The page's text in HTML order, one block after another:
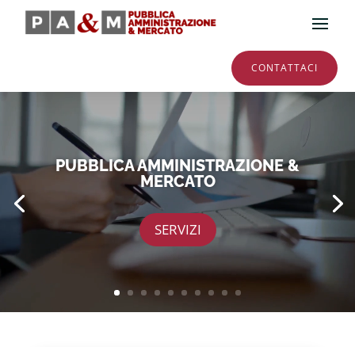
CONTATTACI
PUBBLICA AMMINISTRAZIONE &
MERCATO
SERVIZI
Video
Player